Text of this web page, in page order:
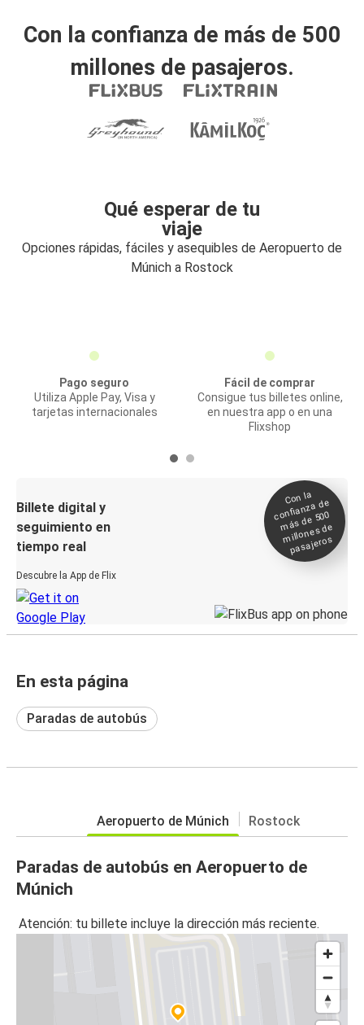
Con la confianza de más de 500
millones de pasajeros.
Qué esperar de tu
viaje
Opciones rápidas, fáciles y asequibles de Aeropuerto de
Múnich a Rostock
Pago seguro
Utiliza Apple Pay, Visa y
tarjetas internacionales
Fácil de comprar
Consigue tus billetes online,
en nuestra app o en una
Flixshop
Billete digital y
seguimiento en
tiempo real
Descubre la App de Flix
Con la
confianza de
más de 500
millones de
pasajeros
En esta página
Paradas de autobús
Aeropuerto de Múnich Rostock
Paradas de autobús en Aeropuerto de
Múnich
Atención: tu billete incluye la dirección más reciente.